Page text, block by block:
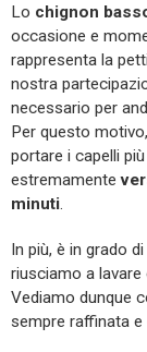
Lo chignon
occasione e
rappresenta la
nostra
necessario per
Per questo
portare i capelli
estremamente
minuti.
In più, è in grado
riusciamo a
Vediamo dunque
sempre raffinata